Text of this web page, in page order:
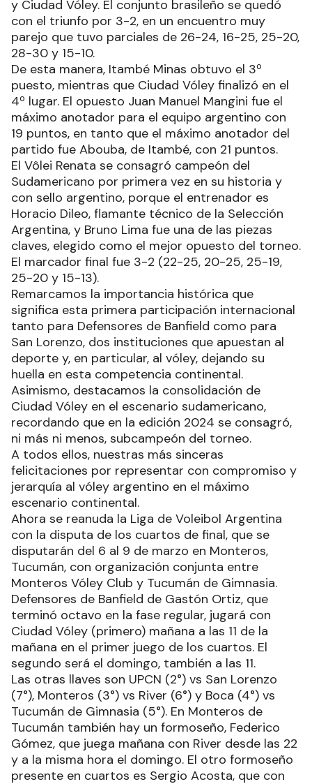
y Ciudad Vóley. El conjunto brasileño se quedó
con el triunfo por 3-2, en un encuentro muy
parejo que tuvo parciales de 26-24, 16-25, 25-20,
28-30 y 15-10.
De esta manera, Itambé Minas obtuvo el 3º
puesto, mientras que Ciudad Vóley finalizó en el
4º lugar. El opuesto Juan Manuel Mangini fue el
máximo anotador para el equipo argentino con
19 puntos, en tanto que el máximo anotador del
partido fue Abouba, de Itambé, con 21 puntos.
El Vôlei Renata se consagró campeón del
Sudamericano por primera vez en su historia y
con sello argentino, porque el entrenador es
Horacio Dileo, flamante técnico de la Selección
Argentina, y Bruno Lima fue una de las piezas
claves, elegido como el mejor opuesto del torneo.
El marcador final fue 3-2 (22-25, 20-25, 25-19,
25-20 y 15-13).
Remarcamos la importancia histórica que
significa esta primera participación internacional
tanto para Defensores de Banfield como para
San Lorenzo, dos instituciones que apuestan al
deporte y, en particular, al vóley, dejando su
huella en esta competencia continental.
Asimismo, destacamos la consolidación de
Ciudad Vóley en el escenario sudamericano,
recordando que en la edición 2024 se consagró,
ni más ni menos, subcampeón del torneo.
A todos ellos, nuestras más sinceras
felicitaciones por representar con compromiso y
jerarquía al vóley argentino en el máximo
escenario continental.
Ahora se reanuda la Liga de Voleibol Argentina
con la disputa de los cuartos de final, que se
disputarán del 6 al 9 de marzo en Monteros,
Tucumán, con organización conjunta entre
Monteros Vóley Club y Tucumán de Gimnasia.
Defensores de Banfield de Gastón Ortiz, que
terminó octavo en la fase regular, jugará con
Ciudad Vóley (primero) mañana a las 11 de la
mañana en el primer juego de los cuartos. El
segundo será el domingo, también a las 11.
Las otras llaves son UPCN (2°) vs San Lorenzo
(7°), Monteros (3°) vs River (6°) y Boca (4°) vs
Tucumán de Gimnasia (5°). En Monteros de
Tucumán también hay un formoseño, Federico
Gómez, que juega mañana con River desde las 22
y a la misma hora el domingo. El otro formoseño
presente en cuartos es Sergio Acosta, que con